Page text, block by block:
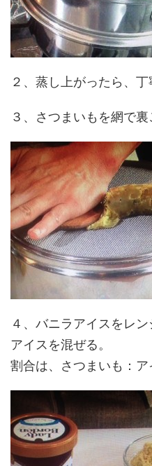
２、蒸し上がったら、丁
３、さつまいもを網で裏
４、バニラアイスをレ
アイスを混ぜる。
割合は、 さつまいも：ア